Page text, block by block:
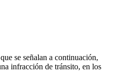
se señalan a continuación,
infracción de tránsito, en los